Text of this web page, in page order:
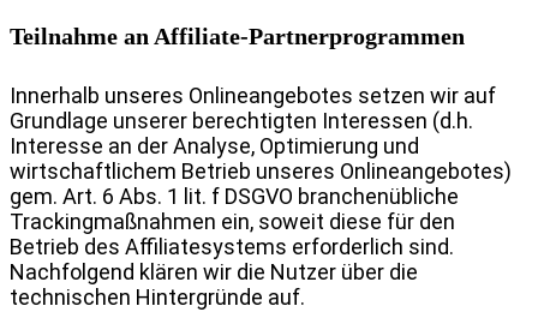
Teilnahme an Affiliate-Partnerprogrammen
Innerhalb unseres Onlineangebotes setzen wir auf
Grundlage unserer berechtigten Interessen (d.h.
Interesse an der Analyse, Optimierung und
wirtschaftlichem Betrieb unseres Onlineangebotes)
gem. Art. 6 Abs. 1 lit. f DSGVO branchenübliche
Trackingmaßnahmen ein, soweit diese für den
Betrieb des Affiliatesystems erforderlich sind.
Nachfolgend klären wir die Nutzer über die
technischen Hintergründe auf.